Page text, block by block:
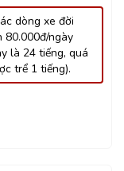
dòng xe đời
ngày
là 24 tiếng, quá
trể 1 tiếng).